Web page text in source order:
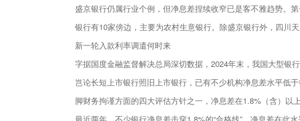
盛京银行仍属行业个例，但净息差捏续收窄已是客不雅趋势。
银行有10家傍边，主要为农村生意银行。除盛京银行外，四川
新一轮入款利率调遣何时来
字据国度金融监督解决总局深切数据，2024年末，我国大型银
岂论长短上市银行照旧上市银行，已有不少机构净息差水平低
脚财务拘谨方面的四大评估方针之一，净息差在1.8%（含）以